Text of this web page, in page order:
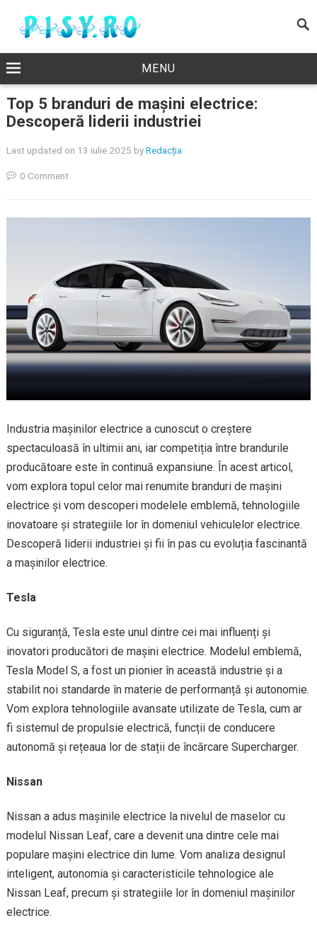
MENU
Top 5 branduri de mașini electrice:
Descoperă liderii industriei
Last updated on 13 iulie 2025 byRedacția
0 Comment
Industria mașinilor electrice a cunoscut o creștere
spectaculoasă în ultimii ani, iar competiția între brandurile
producătoare este în continuă expansiune. În acest articol,
vom explora topul celor mai renumite branduri de mașini
electrice și vom descoperi modelele emblemă, tehnologiile
inovatoare și strategiile lor în domeniul vehiculelor electrice.
Descoperă liderii industriei și fii în pas cu evoluția fascinantă
a mașinilor electrice.
Tesla
Cu siguranță, Tesla este unul dintre cei mai influenți și
inovatori producători de mașini electrice. Modelul emblemă,
Tesla Model S, a fost un pionier în această industrie și a
stabilit noi standarde în materie de performanță și autonomie.
Vom explora tehnologiile avansate utilizate de Tesla, cum ar
fi sistemul de propulsie electrică, funcții de conducere
autonomă și rețeaua lor de stații de încărcare Supercharger.
Nissan
Nissan a adus mașinile electrice la nivelul de maselor cu
modelul Nissan Leaf, care a devenit una dintre cele mai
populare mașini electrice din lume. Vom analiza designul
inteligent, autonomia și caracteristicile tehnologice ale
Nissan Leaf, precum și strategiile lor în domeniul mașinilor
electrice.